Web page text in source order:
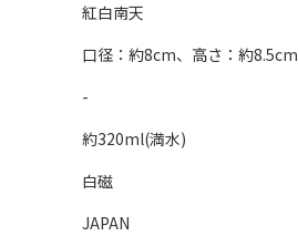
紅白南天
口径：約8cm、高さ：約8.5cm
-
約320ml(満水)
白磁
JAPAN